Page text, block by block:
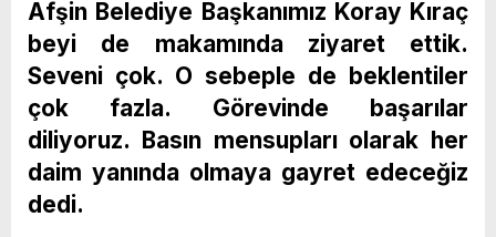
Afşin Belediye Başkanımız Koray Kıraç
beyi de makamında ziyaret ettik.
Seveni çok. O sebeple de beklentiler
çok fazla. Görevinde başarılar
diliyoruz. Basın mensupları olarak her
daim yanında olmaya gayret edeceğiz
dedi.